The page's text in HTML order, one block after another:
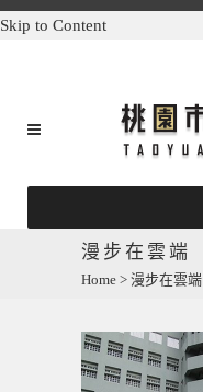
Skip to Content
漫步在雲端
Home > 漫步在雲端